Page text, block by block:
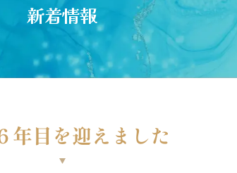
新着情報
年目を迎えました